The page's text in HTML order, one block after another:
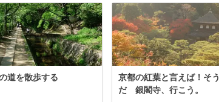
道を散歩する
京都の紅葉と言えば！そう
だ 銀閣寺、行こう。